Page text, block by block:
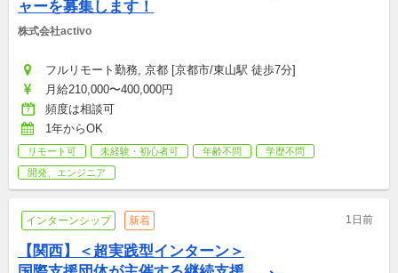
ャーを募集します！
株式会社activo
フルリモート勤務, 京都 [京都市/東山駅 徒歩7分]
月給210,000〜400,000円
頻度は相談可
1年からOK
リモート可 未経験・初心者可 年齢不問
学歴不問
開発、エンジニア
インターンシップ 新着 1日前
【関西】＜超実践型インターン＞